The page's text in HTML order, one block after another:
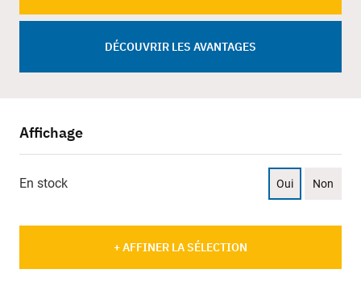
DÉCOUVRIR LES AVANTAGES
Affichage
En stock Oui Non
+ AFFINER LA SÉLECTION